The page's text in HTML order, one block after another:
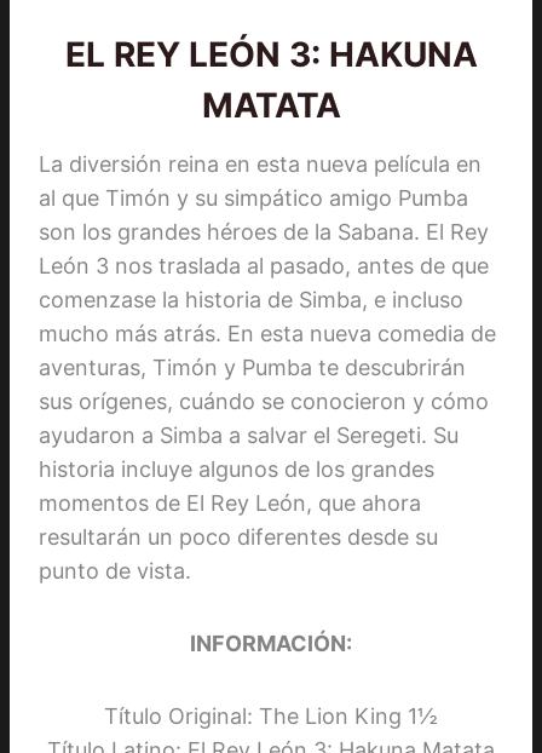
EL REY LEÓN 3: HAKUNA
MATATA
La diversión reina en esta nueva película en
al que Timón y su simpático amigo Pumba
son los grandes héroes de la Sabana. El Rey
León 3 nos traslada al pasado, antes de que
comenzase la historia de Simba, e incluso
mucho más atrás. En esta nueva comedia de
aventuras, Timón y Pumba te descubrirán
sus orígenes, cuándo se conocieron y cómo
ayudaron a Simba a salvar el Seregeti. Su
historia incluye algunos de los grandes
momentos de El Rey León, que ahora
resultarán un poco diferentes desde su
punto de vista.
INFORMACIÓN:
Título Original: The Lion King 1½